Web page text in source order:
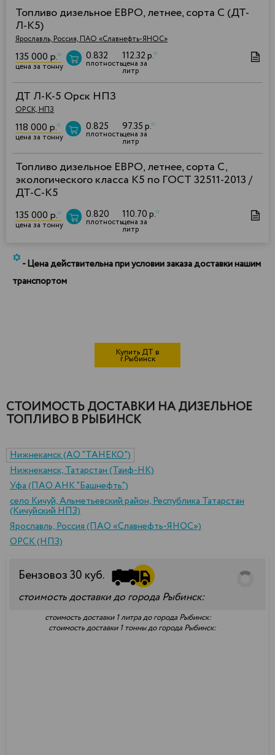
Топливо дизельное ЕВРО, летнее, сорта С (ДТ-
Л-К5)
Ярославль, Россия, ПАО «Славнефть-ЯНОС»
135 000 р.*
цена за тонну
0.832
плотность
112.32 р.*
цена за
литр
ДТ Л-К-5 Орск НПЗ
ОРСК, НПЗ
118 000 р.*
цена за тонну
0.825
плотность
97.35 р.*
цена за
литр
Топливо дизельное ЕВРО, летнее, сорта С,
экологического класса К5 по ГОСТ 32511-2013 /
ДТ-С-К5
135 000 р.*
цена за тонну
0.820
плотность
110.70 р.*
цена за
литр
*- Цена действительна при условии заказа доставки нашим
транспортом
Купить ДТ в
г.Рыбинск
СТОИМОСТЬ ДОСТАВКИ НА ДИЗЕЛЬНОЕ
ТОПЛИВО В РЫБИНСК
Нижнекамск (АО "ТАНЕКО")
Нижнекамск, Татарстан (Таиф-НК)
Уфа (ПАО АНК "Башнефть")
село Кичуй, Альметьевский район, Республика Татарстан
(Кичуйский НПЗ)
Ярославль, Россия (ПАО «Славнефть-ЯНОС»)
ОРСК (НПЗ)
Бензовоз30 куб.
стоимость доставки до города Рыбинск:
стоимость доставки 1 литра до города Рыбинск:
стоимость доставки 1 тонны до города Рыбинск: